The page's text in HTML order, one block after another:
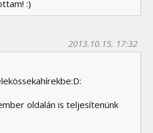
:)
2013.10.15. 17:32
oldalán is teljesítenünk